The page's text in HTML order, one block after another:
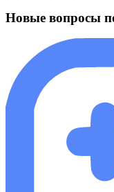
Новые вопросы